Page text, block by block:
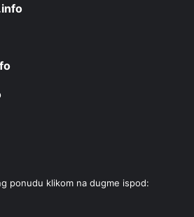
ponudu klikom na dugme ispod: